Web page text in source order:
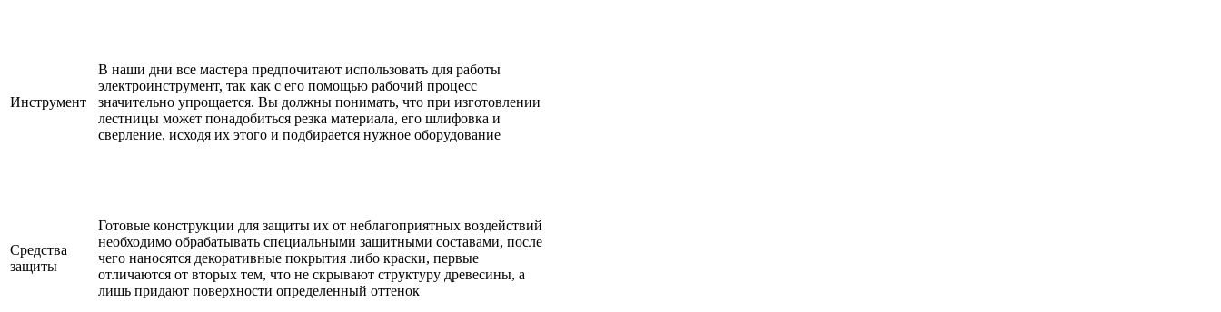
Инструмент
В наши дни все мастера предпочитают использовать для работы
электроинструмент, так как с его помощью рабочий процесс
значительно упрощается. Вы должны понимать, что при изготовлении
лестницы может понадобиться резка материала, его шлифовка и
сверление, исходя их этого и подбирается нужное оборудование
Средства
защиты
Готовые конструкции для защиты их от неблагоприятных воздействий
необходимо обрабатывать специальными защитными составами, после
чего наносятся декоративные покрытия либо краски, первые
отличаются от вторых тем, что не скрывают структуру древесины, а
лишь придают поверхности определенный оттенок